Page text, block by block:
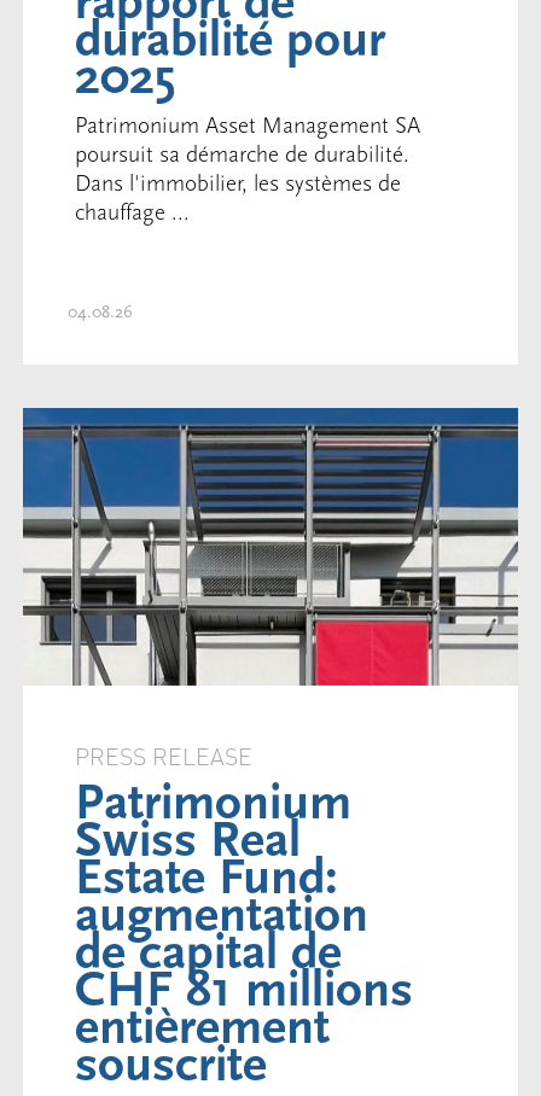
durabilité pour
2025
Patrimonium Asset Management SA
poursuit sa démarche de durabilité.
Dans l'immobilier, les systèmes de
chauffage ...
04.08.26
PRESS RELEASE
Patrimonium
Swiss Real
Estate Fund:
augmentation
de capital de
CHF 81 millions
entièrement
souscrite